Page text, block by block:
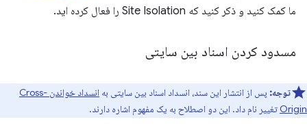
ما کمک کنید و ذکر کنید که Site Isolation را فعال کرده اید.
مسدود کردن اسناد بین سایتی
توجه: پس از انتشار این سند، انسداد اسناد بین سایتی به
انسداد خواندن Cross-
Origin تغییر نام داد. این دو اصطلاح به یک مفهوم اشاره دارند.